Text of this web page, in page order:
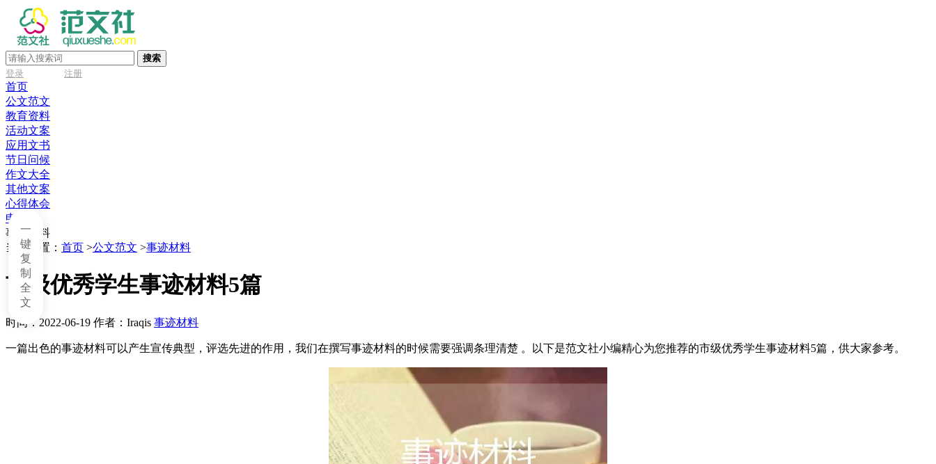
搜索
登录
注册
首页
公文范文
教育资料
活动文案
应用文书
节日问候
作文大全
其他文案
心得体会
申请书
事迹材料
当前位置： 首页 >公文范文 >事迹材料
市级优秀学生事迹材料5篇
时间：2022-06-19 作者：Iraqis 事迹材料
一篇出色的事迹材料可以产生宣传典型，评选先进的作用，我们在撰写事迹材料的时候需要强调条理清楚 。以下是范文社小编精心为您推荐的市级优秀学生事迹材料5篇，供大家参考。
一
键
复
制
全
文